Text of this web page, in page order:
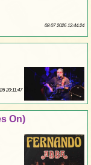
08 07 2026 12:44:24
20:11:47
On)